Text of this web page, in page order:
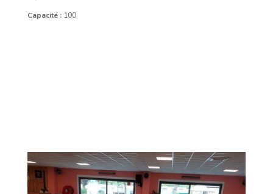
Capacité :100